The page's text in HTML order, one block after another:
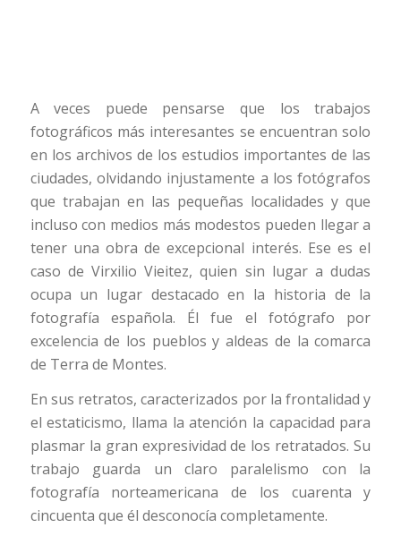
A veces puede pensarse que los trabajos
fotográficos más interesantes se encuentran solo
en los archivos de los estudios importantes de las
ciudades, olvidando injustamente a los fotógrafos
que trabajan en las pequeñas localidades y que
incluso con medios más modestos pueden llegar a
tener una obra de excepcional interés. Ese es el
caso de Virxilio Vieitez, quien sin lugar a dudas
ocupa un lugar destacado en la historia de la
fotografía española. Él fue el fotógrafo por
excelencia de los pueblos y aldeas de la comarca
de Terra de Montes.
En sus retratos, caracterizados por la frontalidad y
el estaticismo, llama la atención la capacidad para
plasmar la gran expresividad de los retratados. Su
trabajo guarda un claro paralelismo con la
fotografía norteamericana de los cuarenta y
cincuenta que él desconocía completamente.